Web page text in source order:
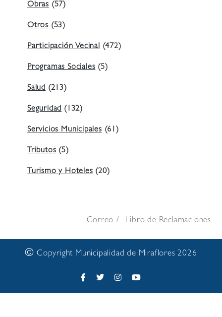
Obras (57)
Otros (53)
Participación Vecinal (472)
Programas Sociales (5)
Salud (213)
Seguridad (132)
Servicios Municipales (61)
Tributos (5)
Turismo y Hoteles (20)
Correo Libro de Reclamaciones
© Copyright Municipalidad de Miraflores 2026